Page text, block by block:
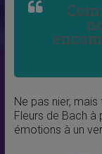
Ne pas nier,
Fleurs de Bach à
émotions à un